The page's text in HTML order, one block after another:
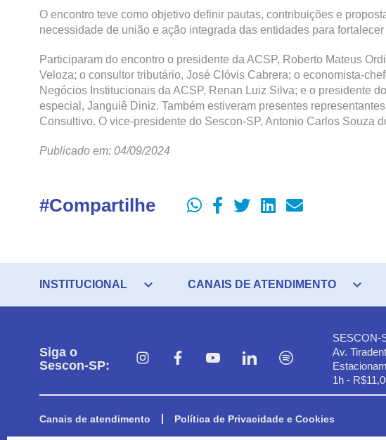
O encontro teve como objetivo definir pautas, contribuições e
necessidade de união e ação integrada das entidades para
Participaram do encontro o presidente da ACSP, Roberto Mateus
Veloza; o consultor tributário, José Clóvis Cabrera; o economista-
Negócios Institucionais da ACSP, Renan Luiz Silva; e o presidente
especial, Janguiê Diniz. Também estiveram presentes
Consultivo. O vice-presidente do Sescon-SP, Antonio Carlos Souza
Publicado em: 04/09/2024
#Compartilhe
INSTITUCIONAL expand_more CANAIS DE ATENDIMENTO expand_more
Siga o
Sescon-SP:
SESCON-
Av.
1h -
Canais de atendimento Política de Privacidade e Cookies